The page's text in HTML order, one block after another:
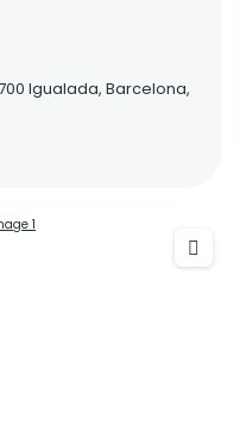
Igualada, Barcelona,